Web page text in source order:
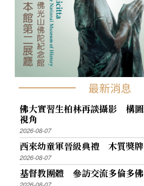
最新消息
佛大實習生柏林再談攝影 構
視角
2026-08-07
西來幼童軍晉級典禮 木質獎
2026-08-07
基督教團體 參訪交流多倫多